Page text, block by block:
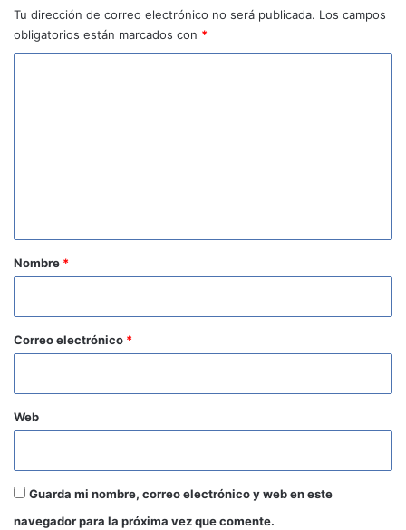
Tu dirección de correo electrónico no será publicada. Los campos
obligatorios están marcados con *
r
*
Nombre *
Correo electrónico *
Web
Guarda mi nombre, correo electrónico y web en este
navegador para la próxima vez que comente.